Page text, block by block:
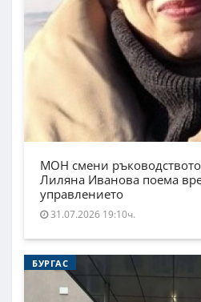
МОН смени
Лиляна Иванова поема
управлението
31.07.2026 19:10ч.
БУРГАС